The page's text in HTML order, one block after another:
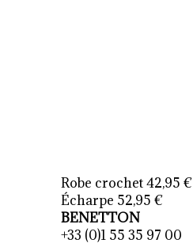
Robe crochet 42,95 €
Écharpe 52,95 €
BENETTON
+33 (0)1 55 35 97 00